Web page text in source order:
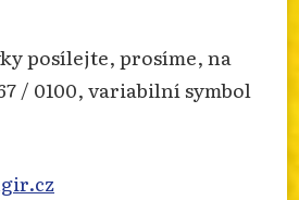
posílejte, prosíme, na
/ 0100, variabilní symbol